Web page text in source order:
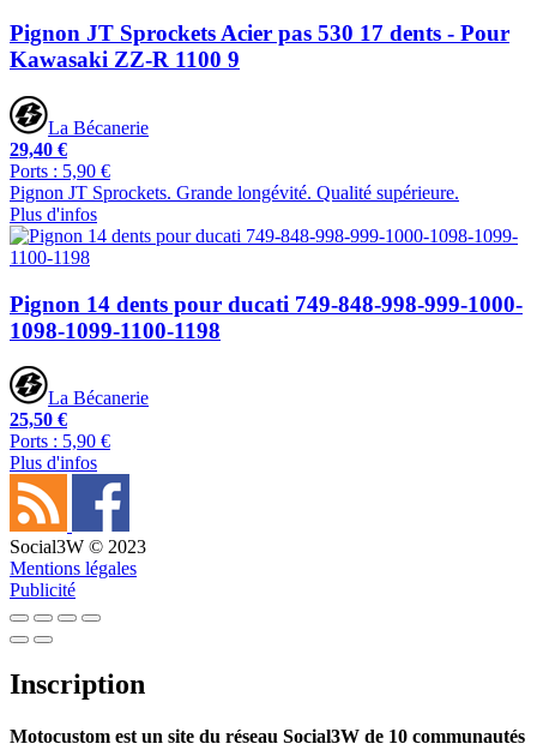
Pignon JT Sprockets Acier pas 530 17 dents - Pour
Kawasaki ZZ-R 1100 9
La Bécanerie
29,40 €
Ports : 5,90 €
Pignon JT Sprockets. Grande longévité. Qualité supérieure.
Plus d'infos
Pignon 14 dents pour ducati 749-848-998-999-1000-
1098-1099-1100-1198
La Bécanerie
25,50 €
Ports : 5,90 €
Plus d'infos
Social3W © 2023
Mentions légales
Publicité
Inscription
Motocustom est un site du réseau Social3W de 10 communautés